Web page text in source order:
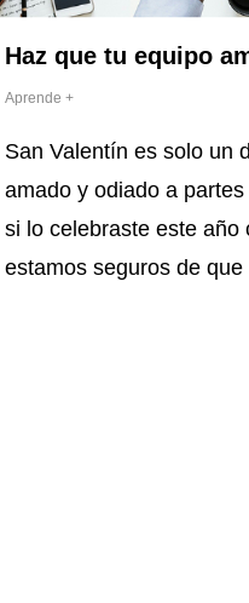
Haz que tu equipo
Aprende +
San Valentín es solo un
amado y odiado a
si lo celebraste este año
estamos seguros de